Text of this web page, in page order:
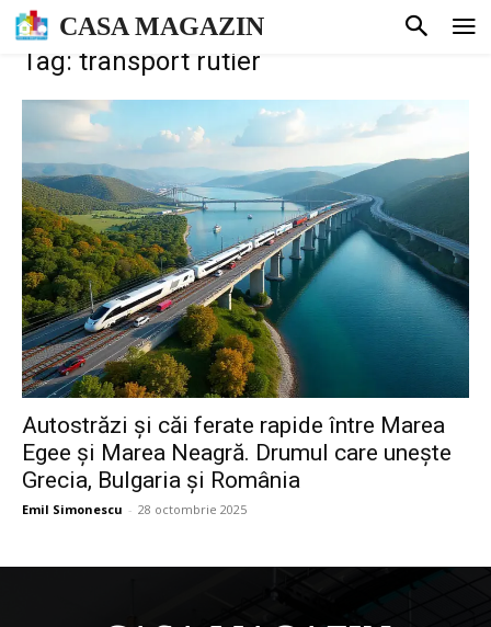
CASA MAGAZIN
Tag: transport rutier
Autostrăzi și căi ferate rapide între Marea
Egee și Marea Neagră. Drumul care unește
Grecia, Bulgaria și România
Emil Simonescu - 28 octombrie 2025